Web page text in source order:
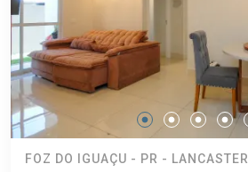
FOZ DO IGUAÇU - PR - LANCASTER